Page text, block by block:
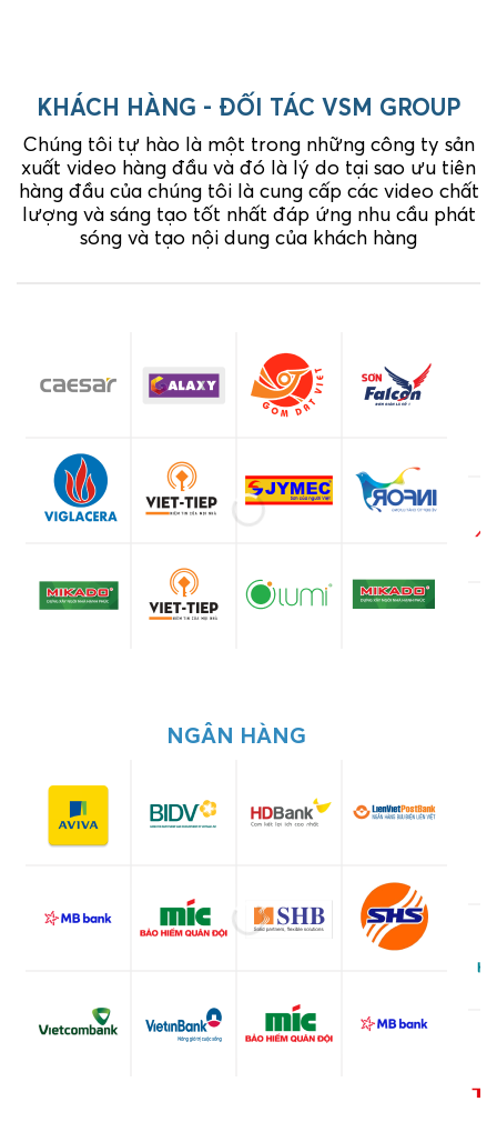
KHÁCH HÀNG - ĐỐI TÁC VSM GROUP
Chúng tôi tự hào là một trong những công ty sản
xuất video hàng đầu và đó là lý do tại sao ưu tiên
hàng đầu của chúng tôi là cung cấp các video chất
lượng và sáng tạo tốt nhất đáp ứng nhu cầu phát
sóng và tạo nội dung của khách hàng
NGÂN HÀNG